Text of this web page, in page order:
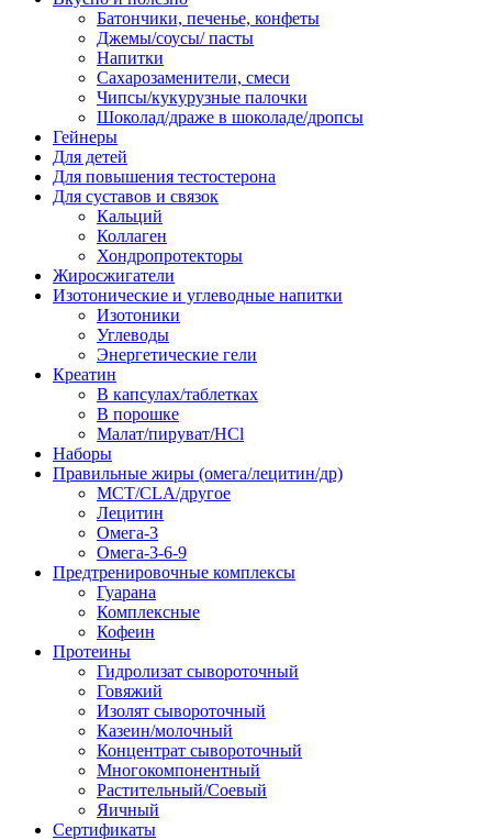
Батончики, печенье, конфеты
Джемы/соусы/ пасты
Напитки
Сахарозаменители, смеси
Чипсы/кукурузные палочки
Шоколад/драже в шоколаде/дропсы
Гейнеры
Для детей
Для повышения тестостерона
Для суставов и связок
Кальций
Коллаген
Хондропротекторы
Жиросжигатели
Изотонические и углеводные напитки
Изотоники
Углеводы
Энергетические гели
Креатин
В капсулах/таблетках
В порошке
Малат/пируват/HCl
Наборы
Правильные жиры (омега/лецитин/др)
MCT/CLA/другое
Лецитин
Омега-3
Омега-3-6-9
Предтренировочные комплексы
Гуарана
Комплексные
Кофеин
Протеины
Гидролизат сывороточный
Говяжий
Изолят сывороточный
Казеин/молочный
Концентрат сывороточный
Многокомпонентный
Растительный/Соевый
Яичный
Сертификаты